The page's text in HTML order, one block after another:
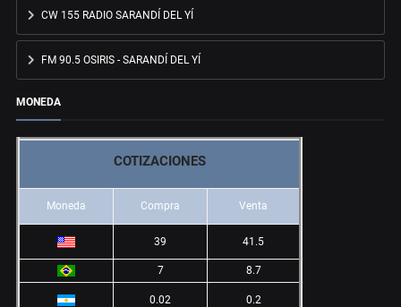
CW 155 RADIO SARANDÍ DEL YÍ
FM 90.5 OSIRIS - SARANDÍ DEL YÍ
MONEDA
COTIZACIONES
Moneda Compra Venta
39 41.5
7 8.7
0.02 0.2